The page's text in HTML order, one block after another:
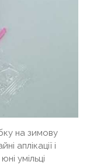
на зимову
аплікації і
умільці